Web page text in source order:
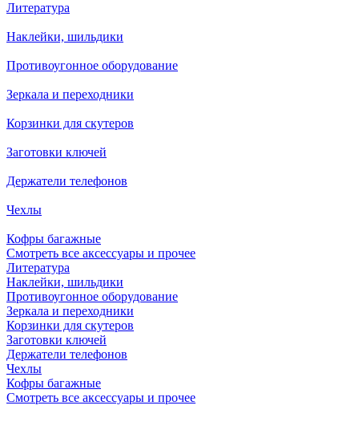
Литература
Наклейки, шильдики
Противоугонное оборудование
Зеркала и переходники
Корзинки для скутеров
Заготовки ключей
Держатели телефонов
Чехлы
Кофры багажные
Смотреть все аксессуары и прочее
Литература
Наклейки, шильдики
Противоугонное оборудование
Зеркала и переходники
Корзинки для скутеров
Заготовки ключей
Держатели телефонов
Чехлы
Кофры багажные
Смотреть все аксессуары и прочее